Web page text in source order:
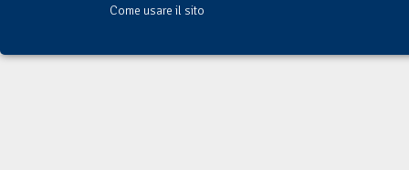
Come usare il sito